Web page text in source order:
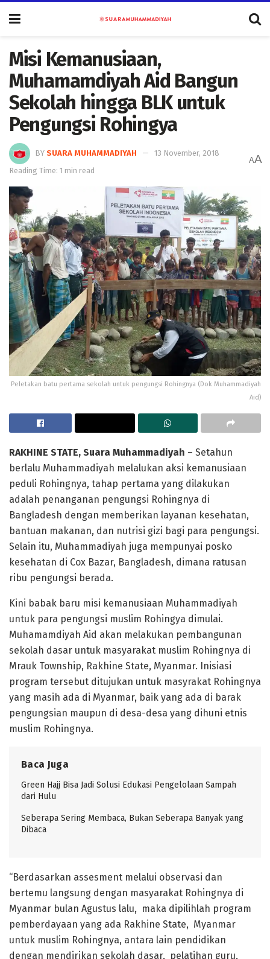
Misi Kemanusiaan,
Muhamamdiyah Aid Bangun
Sekolah hingga BLK untuk
Pengungsi Rohingya
BY SUARA MUHAMMADIYAH
13 November, 2018
Reading Time: 1 min read
AA
Peletakan batu pertama sekolah untuk pengungsi Rohingnya (Dok Muhammadiyah
Aid)
RAKHINE STATE, Suara Muhammadiyah – Setahun
berlalu Muhammadiyah melalukan aksi kemanusiaan
peduli Rohingnya, tahap pertama yang dilakukan
adalah penanganan pengungsi Rohingnya di
Bangladesh dengan memberikan layanan kesehatan,
bantuan makanan, dan nutrisi gizi bagi para pengungsi.
Selain itu, Muhammadiyah juga mempunyai posko
kesehatan di Cox Bazar, Bangladesh, dimana ratusan
ribu pengungsi berada.
Kini babak baru misi kemanusiaan Muhammadiyah
untuk para pengungsi muslim Rohingya dimulai.
Muhamamdiyah Aid akan melakukan pembangunan
sekolah dasar untuk masyarakat muslim Rohingnya di
Mrauk Township, Rakhine State, Myanmar. Inisiasi
program tersebut ditujukan untuk masyrakat Rohingnya
yang masih ada di Myanmar, baik yang ada di barak
pengungsian maupun di desa-desa yang dihuni etnis
muslim Rohingnya.
Baca Juga
Green Hajj Bisa Jadi Solusi Edukasi Pengelolaan Sampah
dari Hulu
Seberapa Sering Membaca, Bukan Seberapa Banyak yang
Dibaca
“Berdasarkan assesment melalui observasi dan
bertemu langsung dengan masyarakat Rohingnya di
Myanmar bulan Agustus lalu, maka dipilihlah program
pemberdayaan yang ada Rakhine State, Myanmar
untuk muslim Rohingnya, antara lain pendidikan
dengan mendirikan sekolah dasar, pelatihan guru,